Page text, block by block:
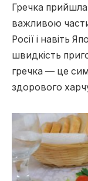
Гречка прийшла
важливою
Росії і навіть
швидкість
гречка — це
здорового